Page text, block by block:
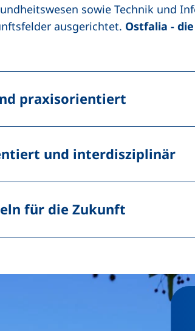
sowie Technik und
ausgerichtet. Ostfalia -
praxisorientiert
und interdisziplinär
für die Zukunft